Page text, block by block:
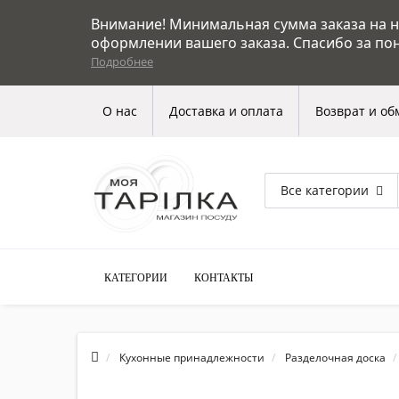
Внимание! Минимальная сумма заказа на
оформлении вашего заказа. Спасибо за
Подробнее
О нас Доставка и оплата Возврат и
Все категории
КАТЕГОРИИ КОНТАКТЫ
Кухонные принадлежности Разделочная доска